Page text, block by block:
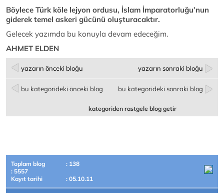
Böylece Türk köle lejyon ordusu, İslam İmparatorluğu’nun
giderek temel askeri gücünü oluşturacaktır.
Gelecek yazımda bu konuyla devam edeceğim.
AHMET ELDEN
yazarın önceki bloğu yazarın sonraki bloğu
bu kategorideki önceki blog bu kategorideki sonraki blog
kategoriden rastgele blog getir
Toplam blog
: 138
: 5557
Kayıt tarihi
: 05.10.11